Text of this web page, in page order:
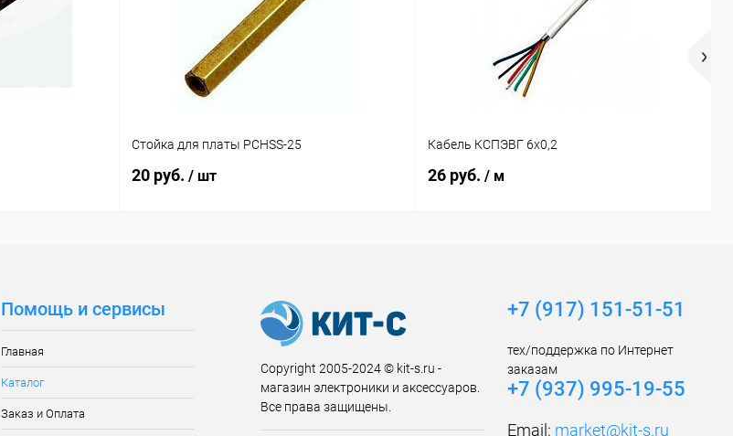
Стойка для платы PCHSS-25
20 руб. / шт
Кабель КСПЭВГ 6х0,2
26 руб. / м
Помощь и сервисы
Главная
Каталог
Заказ и Оплата
Copyright 2005-2024 © kit-s.ru -
магазин электроники и аксессуаров.
Все права защищены.
+7 (917) 151-51-51
тех/поддержка по Интернет
заказам
+7 (937) 995-19-55
Email: market@kit-s.ru